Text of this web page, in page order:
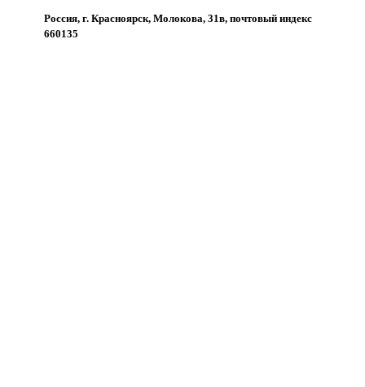
Россия, г. Красноярск, Молокова, 31в, почтовый индекс
660135